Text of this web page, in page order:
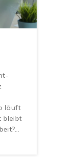
läuft
bleibt